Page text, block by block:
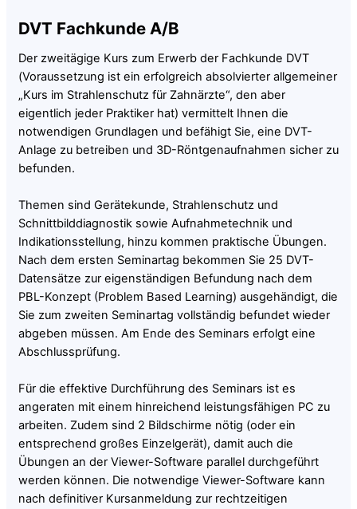
DVT Fachkunde A/B
Der zweitägige Kurs zum Erwerb der Fachkunde DVT
(Voraussetzung ist ein erfolgreich absolvierter allgemeiner
„Kurs im Strahlenschutz für Zahnärzte“, den aber
eigentlich jeder Praktiker hat) vermittelt Ihnen die
notwendigen Grundlagen und befähigt Sie, eine DVT-
Anlage zu betreiben und 3D-Röntgenaufnahmen sicher zu
befunden.
Themen sind Gerätekunde, Strahlenschutz und
Schnittbilddiagnostik sowie Aufnahmetechnik und
Indikationsstellung, hinzu kommen praktische Übungen.
Nach dem ersten Seminartag bekommen Sie 25 DVT-
Datensätze zur eigenständigen Befundung nach dem
PBL-Konzept (Problem Based Learning) ausgehändigt, die
Sie zum zweiten Seminartag vollständig befundet wieder
abgeben müssen. Am Ende des Seminars erfolgt eine
Abschlussprüfung.
Für die effektive Durchführung des Seminars ist es
angeraten mit einem hinreichend leistungsfähigen PC zu
arbeiten. Zudem sind 2 Bildschirme nötig (oder ein
entsprechend großes Einzelgerät), damit auch die
Übungen an der Viewer-Software parallel durchgeführt
werden können. Die notwendige Viewer-Software kann
nach definitiver Kursanmeldung zur rechtzeitigen